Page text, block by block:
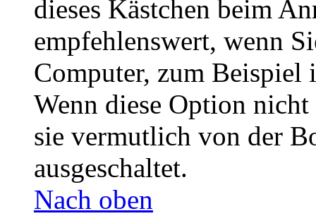
dieses Kästchen beim
empfehlenswert, wenn
Computer, zum Beispiel
Wenn diese Option
sie vermutlich von der
ausgeschaltet.
Nach oben